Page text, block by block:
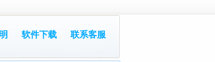
软件下载 联系客服